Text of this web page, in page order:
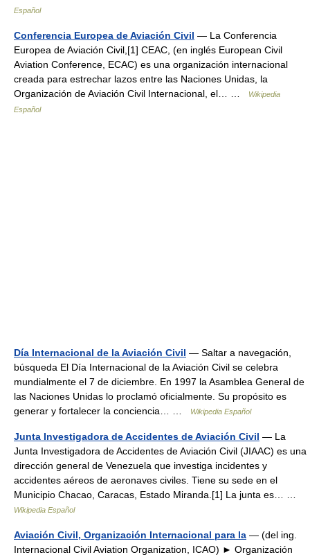
Español
Conferencia Europea de Aviación Civil — La Conferencia
Europea de Aviación Civil,[1] CEAC, (en inglés European Civil
Aviation Conference, ECAC) es una organización internacional
creada para estrechar lazos entre las Naciones Unidas, la
Organización de Aviación Civil Internacional, el… …
Wikipedia
Español
Día Internacional de la Aviación Civil — Saltar a navegación,
búsqueda El Día Internacional de la Aviación Civil se celebra
mundialmente el 7 de diciembre. En 1997 la Asamblea General de
las Naciones Unidas lo proclamó oficialmente. Su propósito es
generar y fortalecer la conciencia… …
Wikipedia Español
Junta Investigadora de Accidentes de Aviación Civil — La
Junta Investigadora de Accidentes de Aviación Civil (JIAAC) es una
dirección general de Venezuela que investiga incidentes y
accidentes aéreos de aeronaves civiles. Tiene su sede en el
Municipio Chacao, Caracas, Estado Miranda.[1] La junta es… …
Wikipedia Español
Aviación Civil, Organización Internacional para la — (del ing.
Internacional Civil Aviation Organization, ICAO) ► Organización